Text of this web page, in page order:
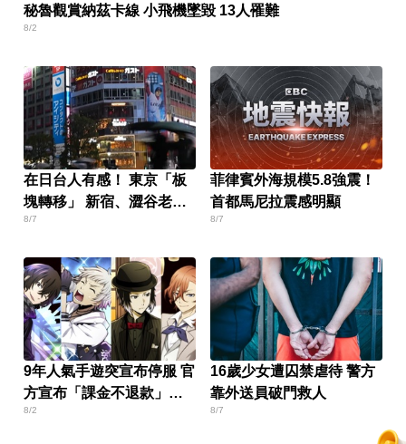
秘魯觀賞納茲卡線 小飛機墜毀 13人罹難
8/2
在日台人有感！ 東京「板
塊轉移」 新宿、澀谷老
化？
8/7
菲律賓外海規模5.8強震！
首都馬尼拉震感明顯
8/7
9年人氣手遊突宣布停服 官
方宣布「課金不退款」玩
家炸鍋
8/2
16歲少女遭囚禁虐待 警方
靠外送員破門救人
8/7